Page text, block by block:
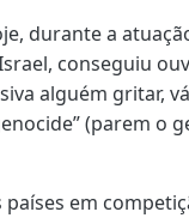
durante a
conseguiu
alguém gritar,
(parem o
países em